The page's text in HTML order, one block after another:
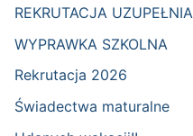
REKRUTACJA
WYPRAWKA SZKOLNA
Rekrutacja 2026
Świadectwa maturalne